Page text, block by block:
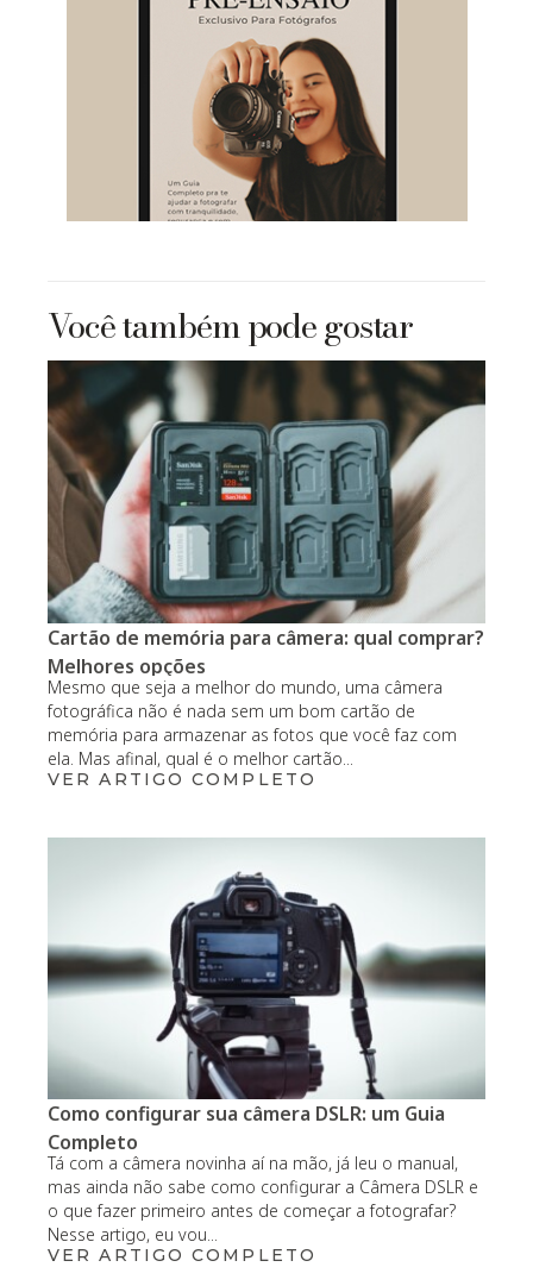
Você também pode gostar
Cartão de memória para câmera: qual comprar?
Melhores opções
Mesmo que seja a melhor do mundo, uma câmera
fotográfica não é nada sem um bom cartão de
memória para armazenar as fotos que você faz com
ela. Mas afinal, qual é o melhor cartão...
VER ARTIGO COMPLETO
Como configurar sua câmera DSLR: um Guia
Completo
Tá com a câmera novinha aí na mão, já leu o manual,
mas ainda não sabe como configurar a Câmera DSLR e
o que fazer primeiro antes de começar a fotografar?
Nesse artigo, eu vou...
VER ARTIGO COMPLETO